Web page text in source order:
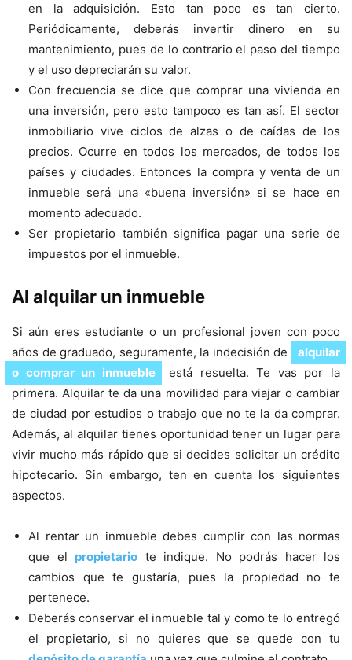
en la adquisición. Esto tan poco es tan cierto.
Periódicamente, deberás invertir dinero en su
mantenimiento, pues de lo contrario el paso del tiempo
y el uso depreciarán su valor.
Con frecuencia se dice que comprar una vivienda en
una inversión, pero esto tampoco es tan así. El sector
inmobiliario vive ciclos de alzas o de caídas de los
precios. Ocurre en todos los mercados, de todos los
países y ciudades. Entonces la compra y venta de un
inmueble será una «buena inversión» si se hace en
momento adecuado.
Ser propietario también significa pagar una serie de
impuestos por el inmueble.
Al alquilar un inmueble
Si aún eres estudiante o un profesional joven con poco
años de graduado, seguramente, la indecisión de
alquilar
o comprar un inmueble
está resuelta. Te vas por la
primera. Alquilar te da una movilidad para viajar o cambiar
de ciudad por estudios o trabajo que no te la da comprar.
Además, al alquilar tienes oportunidad tener un lugar para
vivir mucho más rápido que si decides solicitar un crédito
hipotecario. Sin embargo, ten en cuenta los siguientes
aspectos.
Al rentar un inmueble debes cumplir con las normas
que el propietario te indique. No podrás hacer los
cambios que te gustaría, pues la propiedad no te
pertenece.
Deberás conservar el inmueble tal y como te lo entregó
el propietario, si no quieres que se quede con tu